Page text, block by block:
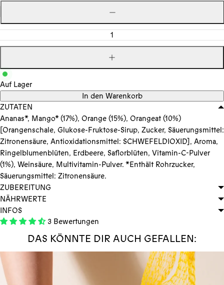
Menge
Menge
Menge
Auf Lager
In den Warenkorb
ZUTATEN
Ananas*, Mango* (17%), Orange (15%), Orangeat (10%)
[Orangenschale, Glukose-Fruktose-Sirup, Zucker, Säuerungsmittel:
Zitronensäure, Antioxidationsmittel: SCHWEFELDIOXID], Aroma,
Ringelblumenblüten, Erdbeere, Saflorblüten, Vitamin-C-Pulver
(1%), Weinsäure, Multivitamin-Pulver. *Enthält Rohrzucker,
Säuerungsmittel: Zitronensäure.
ZUBEREITUNG
NÄHRWERTE
INFOS
3 Bewertungen
DAS KÖNNTE DIR AUCH GEFALLEN: